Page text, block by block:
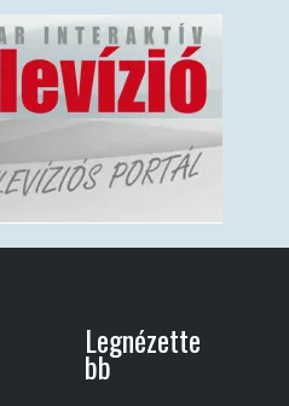
Legnézette
Bb